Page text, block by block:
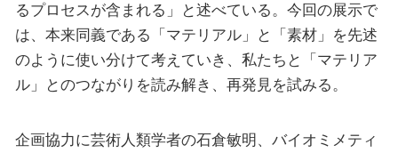
るプロセスが含まれる」と述べている。今回の展示で
は、本来同義である「マテリアル」と「素材」を先述
のように使い分けて考えていき、私たちと「マテリア
ル」とのつながりを読み解き、再発見を試みる。
企画協力に芸術人類学者の石倉敏明、バイオミメティ